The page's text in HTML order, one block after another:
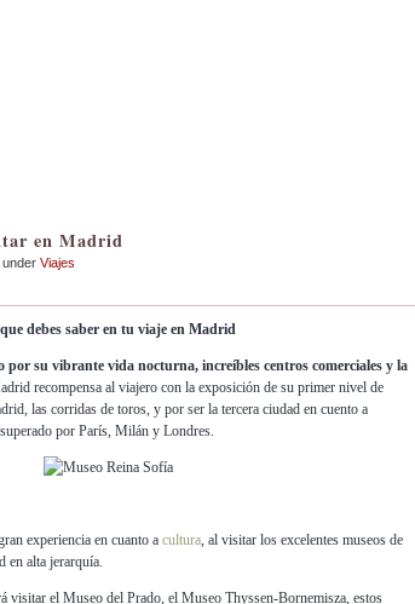
en Madrid
under Viajes
debes saber en tu viaje en Madrid
por su vibrante vida nocturna, increíbles centros comerciales y la
recompensa al viajero con la exposición de su primer nivel de
las corridas de toros, y por ser la tercera ciudad en cuento a
por París, Milán y Londres.
experiencia en cuanto a cultura, al visitar los excelentes museos de
en alta jerarquía.
visitar el Museo del Prado, el Museo Thyssen-Bornemisza, estos